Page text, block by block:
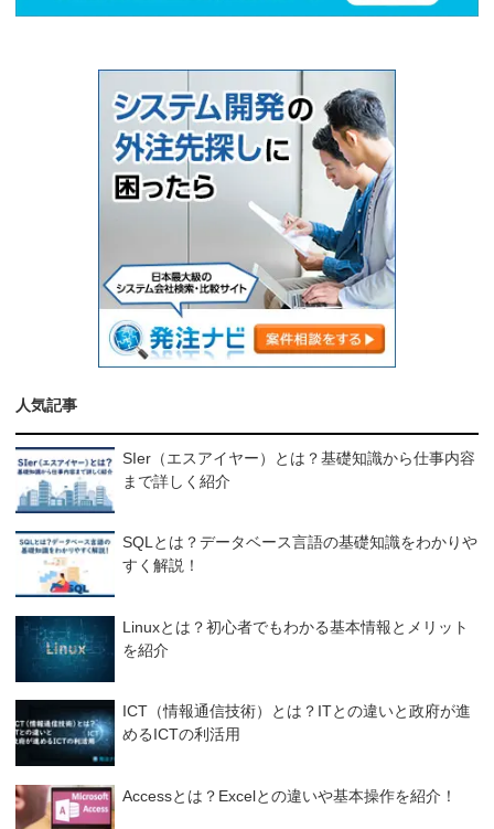
人気記事
SIer（エスアイヤー）とは？基礎知識から仕事内容
まで詳しく紹介
SQLとは？データベース言語の基礎知識をわかりや
すく解説！
Linuxとは？初心者でもわかる基本情報とメリット
を紹介
ICT（情報通信技術）とは？ITとの違いと政府が進
めるICTの利活用
Accessとは？Excelとの違いや基本操作を紹介！